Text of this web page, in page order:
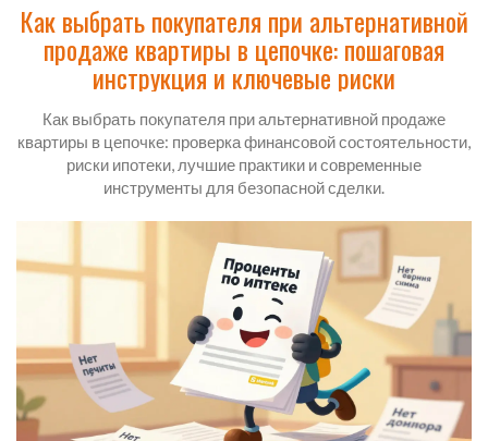
Как выбрать покупателя при альтернативной
продаже квартиры в цепочке: пошаговая
инструкция и ключевые риски
Как выбрать покупателя при альтернативной продаже
квартиры в цепочке: проверка финансовой состоятельности,
риски ипотеки, лучшие практики и современные
инструменты для безопасной сделки.